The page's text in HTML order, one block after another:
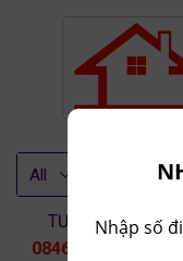
TƯ VẤN 1
0846.80.9999
Nhập số